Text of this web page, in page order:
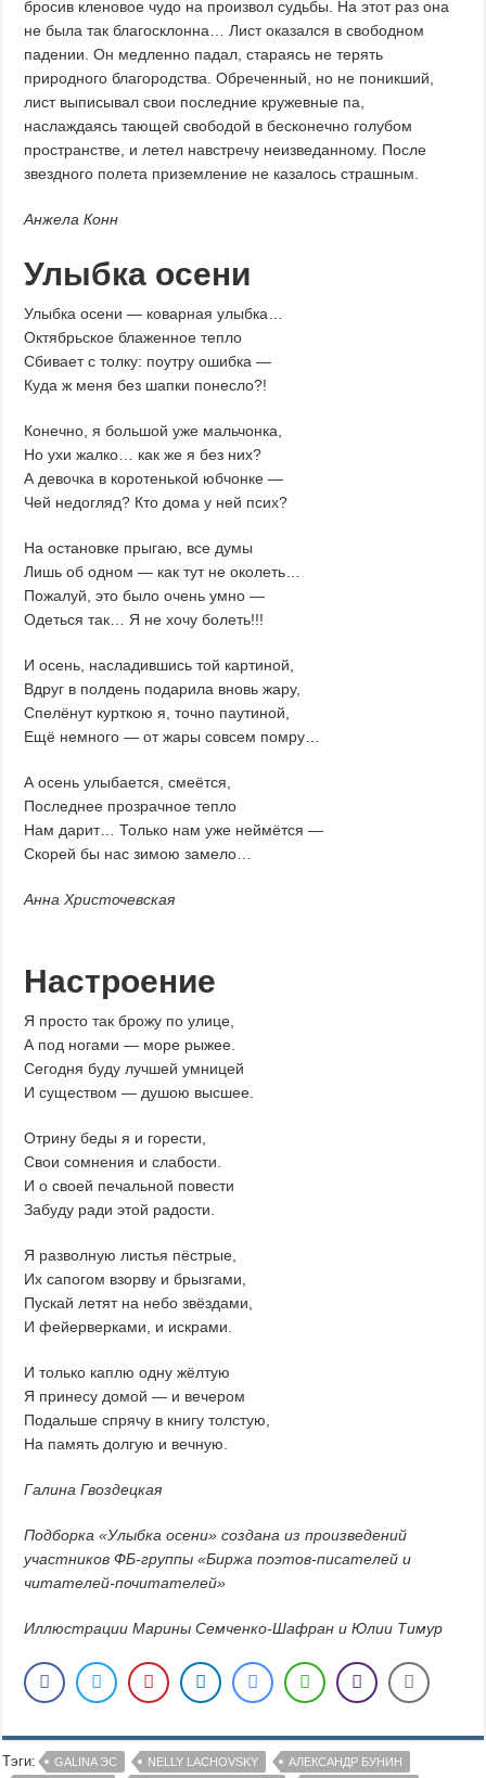
бросив кленовое чудо на произвол судьбы. На этот раз она
не была так благосклонна… Лист оказался в свободном
падении. Он медленно падал, стараясь не терять
природного благородства. Обреченный, но не поникший,
лист выписывал свои последние кружевные па,
наслаждаясь тающей свободой в бесконечно голубом
пространстве, и летел навстречу неизведанному. После
звездного полета приземление не казалось страшным.
Анжела Конн
Улыбка осени
Улыбка осени — коварная улыбка…
Октябрьское блаженное тепло
Сбивает с толку: поутру ошибка —
Куда ж меня без шапки понесло?!
Конечно, я большой уже мальчонка,
Но ухи жалко… как же я без них?
А девочка в коротенькой юбчонке —
Чей недогляд? Кто дома у ней псих?
На остановке прыгаю, все думы
Лишь об одном — как тут не околеть…
Пожалуй, это было очень умно —
Одеться так… Я не хочу болеть!!!
И осень, насладившись той картиной,
Вдруг в полдень подарила вновь жару,
Спелёнут курткою я, точно паутиной,
Ещё немного — от жары совсем помру…
А осень улыбается, смеётся,
Последнее прозрачное тепло
Нам дарит… Только нам уже неймётся —
Скорей бы нас зимою замело…
Анна Христочевская
Настроение
Я просто так брожу по улице,
А под ногами — море рыжее.
Сегодня буду лучшей умницей
И существом — душою высшее.
Отрину беды я и горести,
Свои сомнения и слабости.
И о своей печальной повести
Забуду ради этой радости.
Я разволную листья пёстрые,
Их сапогом взорву и брызгами,
Пускай летят на небо звёздами,
И фейерверками, и искрами.
И только каплю одну жёлтую
Я принесу домой — и вечером
Подальше спрячу в книгу толстую,
На память долгую и вечную.
Галина Гвоздецкая
Подборка «Улыбка осени» создана из произведений
участников ФБ-группы «Биржа поэтов-писателей и
читателей-почитателей»
Иллюстрации Марины Семченко-Шафран и Юлии Тимур
Тэги: GALINA ЭС NELLY LACHOVSKY
АЛЕКСАНДР БУНИН